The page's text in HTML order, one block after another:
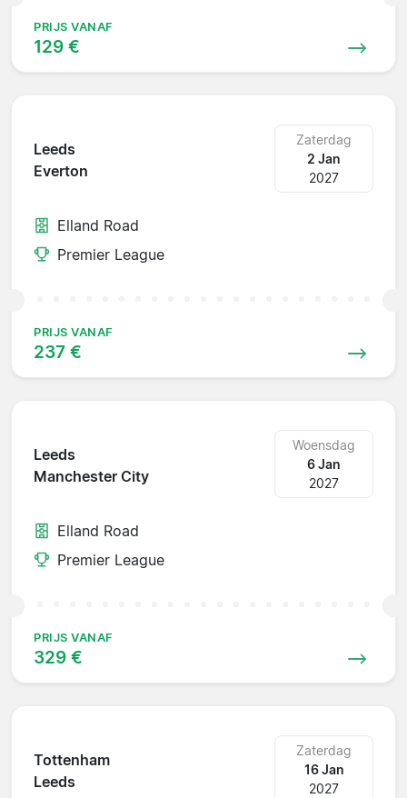
PRIJS VANAF
129 €
Leeds
Everton
Zaterdag
2 Jan
2027
Elland Road
Premier League
PRIJS VANAF
237 €
Leeds
Manchester City
Woensdag
6 Jan
2027
Elland Road
Premier League
PRIJS VANAF
329 €
Tottenham
Leeds
Zaterdag
16 Jan
2027